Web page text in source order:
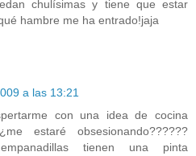
chulísimas y tiene que estar
hambre me ha entrado!jaja
a las 13:21
con una idea de cocina
estaré obsesionando??????
tienen una pinta